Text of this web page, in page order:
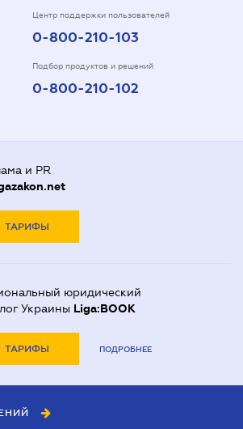
Центр поддержки пользователей
0-800-210-103
Подбор продуктов и решений
0-800-210-102
и PR
ТАРИФЫ
юридический
Украины Liga:BOOK
ТАРИФЫ ПОДРОБНЕЕ